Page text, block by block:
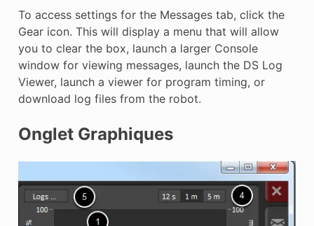
To access settings for the Messages tab, click the
Gear icon. This will display a menu that will allow
you to clear the box, launch a larger Console
window for viewing messages, launch the DS Log
Viewer, launch a viewer for program timing, or
download log files from the robot.
Onglet Graphiques